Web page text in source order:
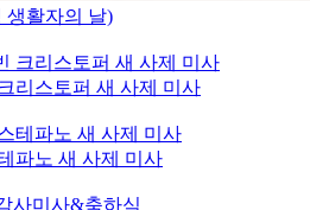
생활자의 날)
리스토퍼 새 사제 미사
파노 새 사제 미사